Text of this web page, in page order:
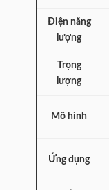
Điện năng
lượng
Trọng
lượng
Mô hình
Ứng dụng